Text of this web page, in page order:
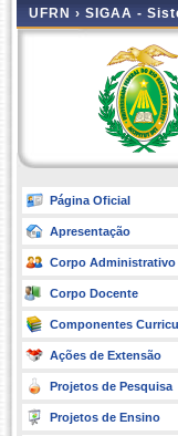
UFRN › SIGAA -
Página Oficial
Apresentação
Corpo Administrativo
Corpo Docente
Componentes
Ações de Extensão
Projetos de Pesquisa
Projetos de Ensino